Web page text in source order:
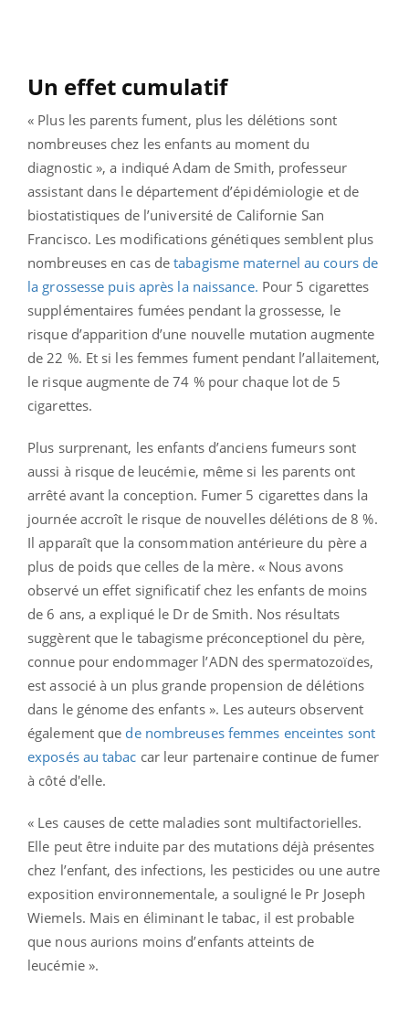
Un effet cumulatif
« Plus les parents fument, plus les délétions sont
nombreuses chez les enfants au moment du
diagnostic », a indiqué Adam de Smith, professeur
assistant dans le département d’épidémiologie et de
biostatistiques de l’université de Californie San
Francisco. Les modifications génétiques semblent plus
nombreuses en cas detabagisme maternel au cours de
la grossesse puis après la naissance. Pour 5 cigarettes
supplémentaires fumées pendant la grossesse, le
risque d’apparition d’une nouvelle mutation augmente
de 22 %. Et si les femmes fument pendant l’allaitement,
le risque augmente de 74 % pour chaque lot de 5
cigarettes.
Plus surprenant, les enfants d’anciens fumeurs sont
aussi à risque de leucémie, même si les parents ont
arrêté avant la conception. Fumer 5 cigarettes dans la
journée accroît le risque de nouvelles délétions de 8 %.
Il apparaît que la consommation antérieure du père a
plus de poids que celles de la mère. « Nous avons
observé un effet significatif chez les enfants de moins
de 6 ans, a expliqué le Dr de Smith. Nos résultats
suggèrent que le tabagisme préconceptionel du père,
connue pour endommager l’ADN des spermatozoïdes,
est associé à un plus grande propension de délétions
dans le génome des enfants ». Les auteurs observent
également que de nombreuses femmes enceintes sont
exposés au tabac car leur partenaire continue de fumer
à côté d'elle.
« Les causes de cette maladies sont multifactorielles.
Elle peut être induite par des mutations déjà présentes
chez l’enfant, des infections, les pesticides ou une autre
exposition environnementale, a souligné le Pr Joseph
Wiemels. Mais en éliminant le tabac, il est probable
que nous aurions moins d’enfants atteints de
leucémie ».